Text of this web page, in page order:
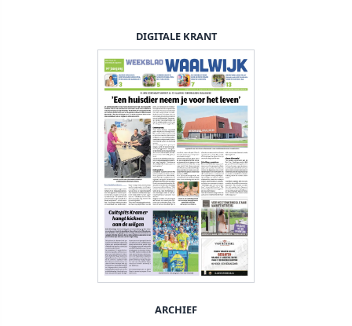
DIGITALE KRANT
ARCHIEF